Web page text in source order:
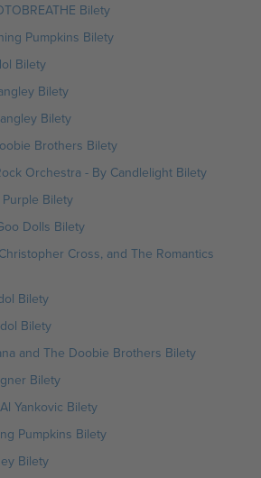
Bilety
Pumpkins Bilety
Bilety
Bilety
Bilety
Brothers Bilety
Orchestra - By Candlelight Bilety
Bilety
Dolls Bilety
Cross, and The Romantics
Bilety
Bilety
and The Doobie Brothers Bilety
Bilety
Yankovic Bilety
Pumpkins Bilety
Bilety